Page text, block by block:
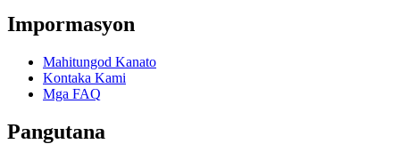
Impormasyon
Mahitungod Kanato
Kontaka Kami
Mga FAQ
Pangutana